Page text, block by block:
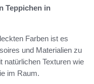
Teppichen in
Farben ist es
und Materialien zu
natürlichen Texturen wie
im Raum.